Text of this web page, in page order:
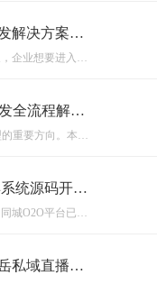
万岳同城跑腿系统源码开发解决方案：支持APP、小程序、多端运营的平台搭建模式
万岳AI数字人系统源码开发全流程解析：打造企业24小时智能员工的新方案
2026年万岳同城O2O/外卖系统源码开发趋势：如何打造本地生活服务平台？
2026私域电商新趋势：万岳私域直播系统源码如何助力企业搭建自主销售平台？